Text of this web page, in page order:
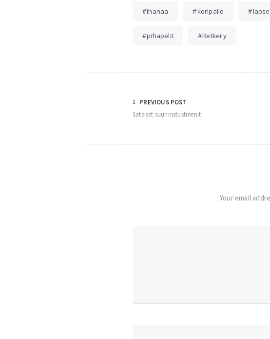
ihanaa koripallo
pihapelit Retkeily
Post
navigation
PREVIOUS POST
Sateiset suunnistustreenit
Your email